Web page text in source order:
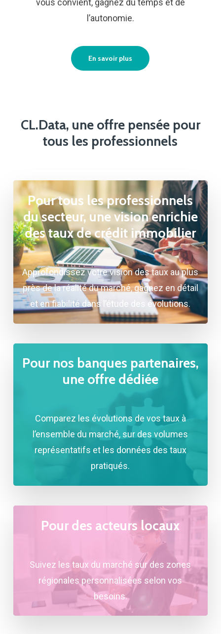
l’autonomie.
En savoir plus
CL.Data, une offre pensée pour
tous les professionnels
Pour tous les professionnels
du secteur, une vision enrichie
des taux de crédit immobilier
Approfondissez votre vision des taux au plus
près de la réalité du marché, gagnez en détail
et en fiabilité dans l’étude des évolutions.
Pour nos banques partenaires,
une offre dédiée
Comparez les évolutions de vos taux à
l’ensemble du marché, sur des volumes
représentatifs et les données des taux
pratiqués.
Pour des acteurs locaux
Suivez les taux du marché sur des zones
régionales personnalisées selon vos
besoins.